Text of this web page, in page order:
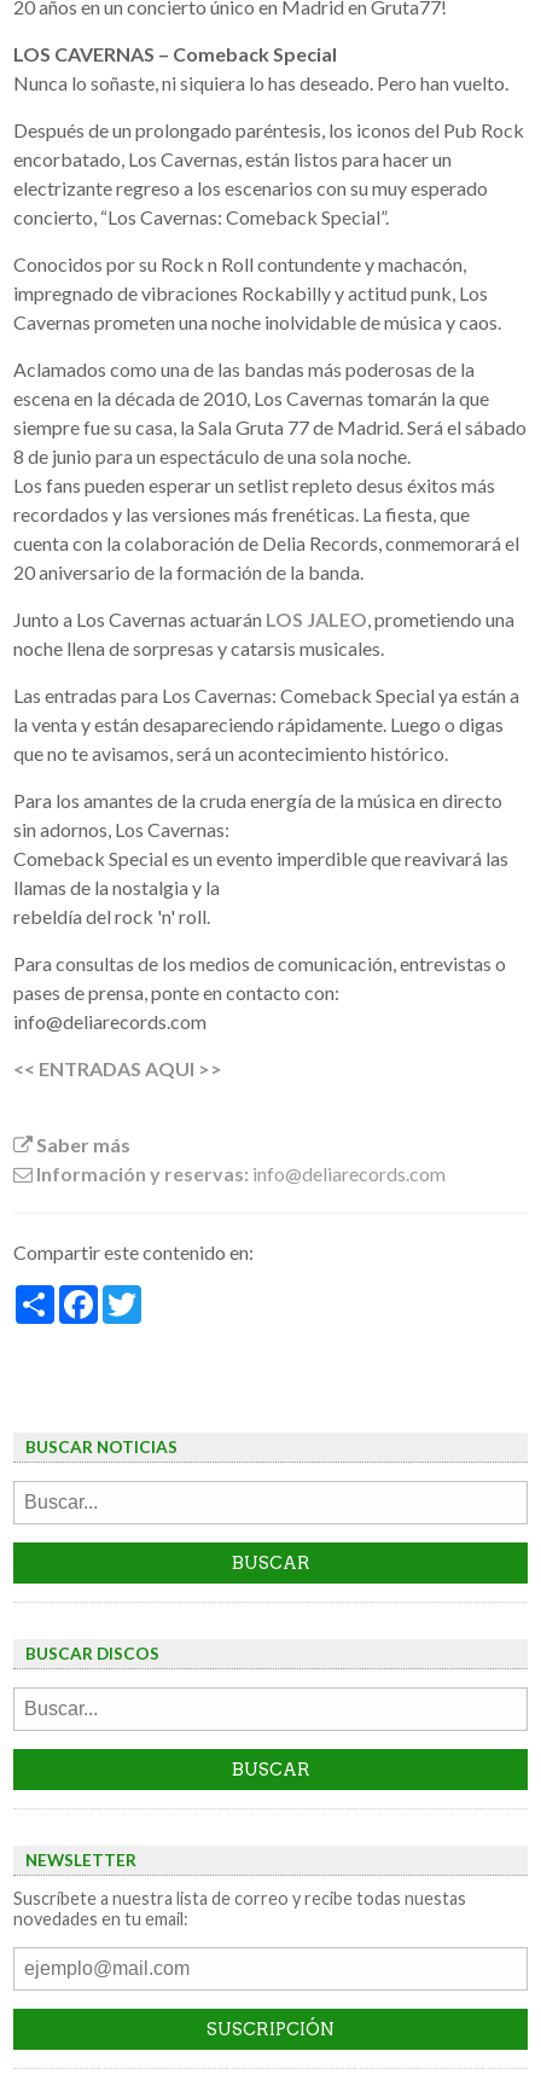
20 años en un concierto único en Madrid en Gruta77!
LOS CAVERNAS – Comeback Special
Nunca lo soñaste, ni siquiera lo has deseado. Pero han vuelto.
Después de un prolongado paréntesis, los iconos del Pub Rock
encorbatado, Los Cavernas, están listos para hacer un
electrizante regreso a los escenarios con su muy esperado
concierto, “Los Cavernas: Comeback Special”.
Conocidos por su Rock n Roll contundente y machacón,
impregnado de vibraciones Rockabilly y actitud punk, Los
Cavernas prometen una noche inolvidable de música y caos.
Aclamados como una de las bandas más poderosas de la
escena en la década de 2010, Los Cavernas tomarán la que
siempre fue su casa, la Sala Gruta 77 de Madrid. Será el sábado
8 de junio para un espectáculo de una sola noche.
Los fans pueden esperar un setlist repleto desus éxitos más
recordados y las versiones más frenéticas. La fiesta, que
cuenta con la colaboración de Delia Records, conmemorará el
20 aniversario de la formación de la banda.
Junto a Los Cavernas actuarán LOS JALEO, prometiendo una
noche llena de sorpresas y catarsis musicales.
Las entradas para Los Cavernas: Comeback Special ya están a
la venta y están desapareciendo rápidamente. Luego o digas
que no te avisamos, será un acontecimiento histórico.
Para los amantes de la cruda energía de la música en directo
sin adornos, Los Cavernas:
Comeback Special es un evento imperdible que reavivará las
llamas de la nostalgia y la
rebeldía del rock 'n' roll.
Para consultas de los medios de comunicación, entrevistas o
pases de prensa, ponte en contacto con:
info@deliarecords.com
<< ENTRADAS AQUI >>
Saber más
Información y reservas: info@deliarecords.com
Compartir este contenido en:
ShareFacebook
BUSCAR NOTICIAS
BUSCAR DISCOS
NEWSLETTER
Suscríbete a nuestra lista de correo y recibe todas nuestas
novedades en tu email: